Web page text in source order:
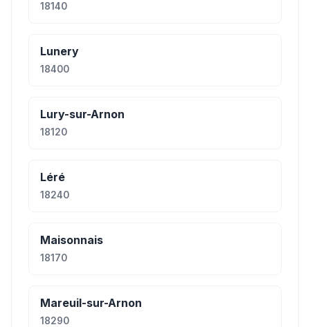
18140
Lunery
18400
Lury-sur-Arnon
18120
Léré
18240
Maisonnais
18170
Mareuil-sur-Arnon
18290